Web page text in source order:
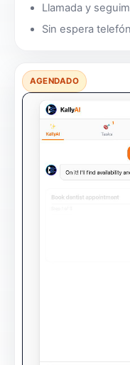
Llamada y
Sin espera
AGENDADO